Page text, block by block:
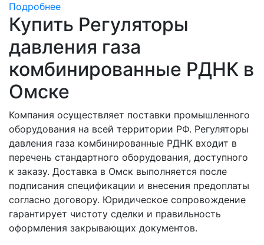
Подробнее
Купить Регуляторы
давления газа
комбинированные РДНК в
Омске
Компания осуществляет поставки промышленного
оборудования на всей территории РФ. Регуляторы
давления газа комбинированные РДНК входит в
перечень стандартного оборудования, доступного
к заказу. Доставка в Омск выполняется после
подписания спецификации и внесения предоплаты
согласно договору. Юридическое сопровождение
гарантирует чистоту сделки и правильность
оформления закрывающих документов.